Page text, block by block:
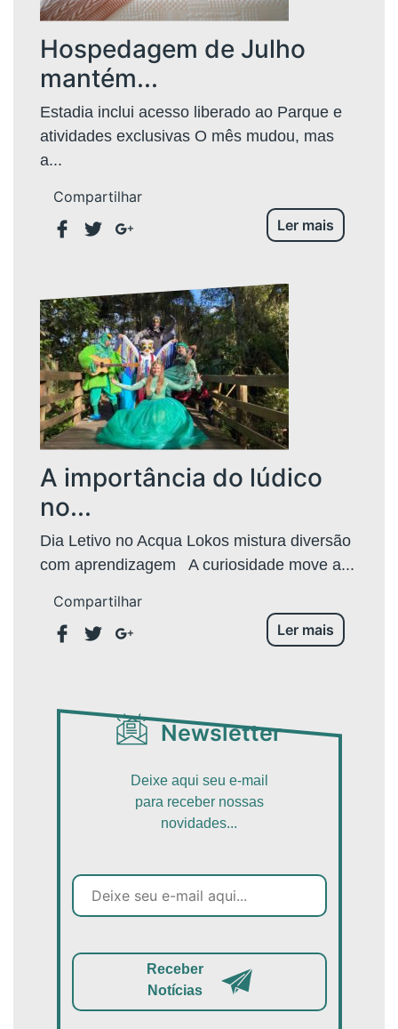
Hospedagem de Julho
mantém...
Estadia inclui acesso liberado ao Parque e
atividades exclusivas O mês mudou, mas
a...
Compartilhar
Ler mais
A importância do lúdico
no...
Dia Letivo no Acqua Lokos mistura diversão
com aprendizagem A curiosidade move a...
Compartilhar
Ler mais
Newsletter
Deixe aqui seu e-mail
para receber nossas
novidades...
Receber
Notícias